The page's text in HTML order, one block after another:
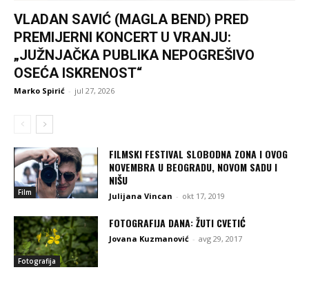
VLADAN SAVIĆ (MAGLA BEND) PRED
PREMIJERNI KONCERT U VRANJU:
„JUŽNJAČKA PUBLIKA NEPOGREŠIVO
OSEĆA ISKRENOST“
Marko Spirić - jul 27, 2026
Film
FILMSKI FESTIVAL SLOBODNA ZONA I OVOG
NOVEMBRA U BEOGRADU, NOVOM SADU I
NIŠU
Julijana Vincan - okt 17, 2019
Fotografija
FOTOGRAFIJA DANA: ŽUTI CVETIĆ
Jovana Kuzmanović - avg 29, 2017